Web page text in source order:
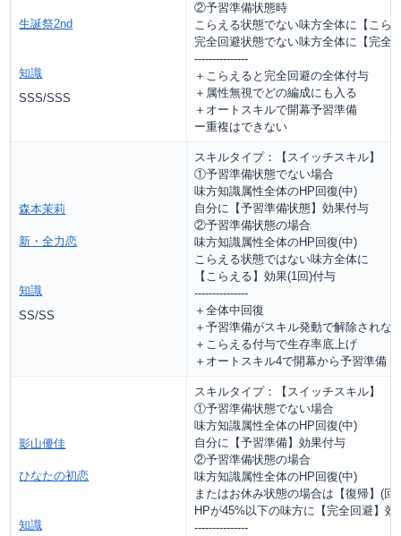
生誕祭2nd
知識
SSS/SSS
②予習準備状態時
こらえる状態でない味方全体に【こら
完全回避状態でない味方全体に【完全
---------------
＋こらえると完全回避の全体付与
＋属性無視でどの編成にも入る
＋オートスキルで開幕予習準備
ー重複はできない
森本茉莉
新・全力恋
知識
SS/SS
スキルタイプ：【スイッチスキル】
①予習準備状態でない場合
味方知識属性全体のHP回復(中)
自分に【予習準備状態】効果付与
②予習準備状態の場合
味方知識属性全体のHP回復(中)
こらえる状態ではない味方全体に
【こらえる】効果(1回)付与
---------------
＋全体中回復
＋予習準備がスキル発動で解除されな
＋こらえる付与で生存率底上げ
＋オートスキル4で開幕から予習準備
影山優佳
ひなたの初恋
知識
スキルタイプ：【スイッチスキル】
①予習準備状態でない場合
味方知識属性全体のHP回復(中)
自分に【予習準備】効果付与
②予習準備状態の場合
味方知識属性全体のHP回復(中)
またはお休み状態の場合は【復帰】(回
HPが45%以下の味方に【完全回避】効
---------------